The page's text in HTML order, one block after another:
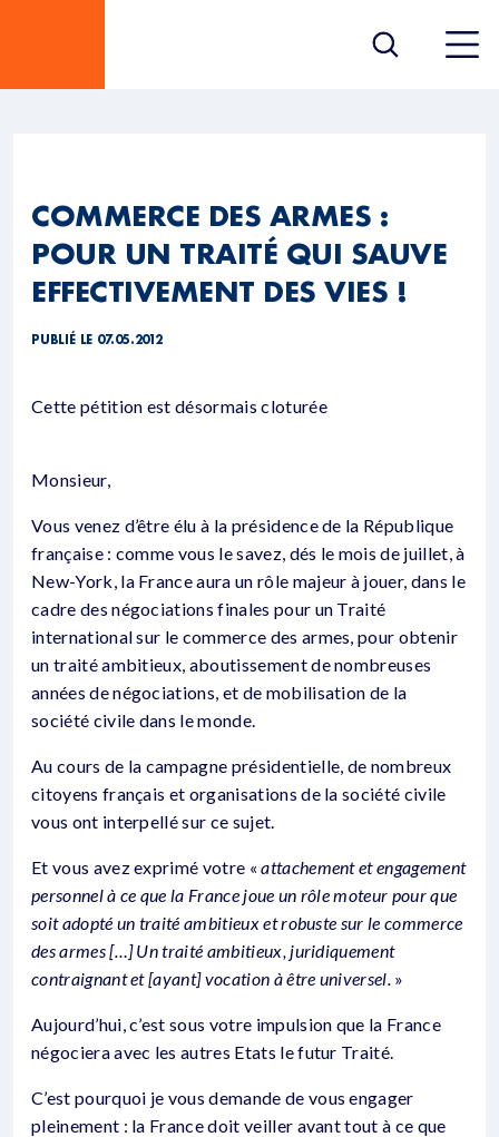
COMMERCE DES ARMES :
POUR UN TRAITÉ QUI SAUVE
EFFECTIVEMENT DES VIES !
PUBLIÉ LE 07.05.2012
Cette pétition est désormais cloturée
Monsieur,
Vous venez d’être élu à la présidence de la République
française : comme vous le savez, dés le mois de juillet, à
New-York, la France aura un rôle majeur à jouer, dans le
cadre des négociations finales pour un Traité
international sur le commerce des armes, pour obtenir
un traité ambitieux, aboutissement de nombreuses
années de négociations, et de mobilisation de la
société civile dans le monde.
Au cours de la campagne présidentielle, de nombreux
citoyens français et organisations de la société civile
vous ont interpellé sur ce sujet.
Et vous avez exprimé votre «attachement et engagement
personnel à ce que la France joue un rôle moteur pour que
soit adopté un traité ambitieux et robuste sur le commerce
des armes […] Un traité ambitieux, juridiquement
contraignant et [ayant] vocation à être universel. »
Aujourd’hui, c’est sous votre impulsion que la France
négociera avec les autres Etats le futur Traité.
C’est pourquoi je vous demande de vous engager
pleinement : la France doit veiller avant tout à ce que